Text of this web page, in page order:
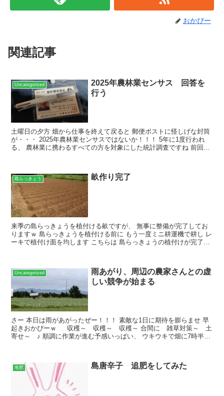
おかぴー
関連記事
Uncategorized
2025年農林業センサス 回答を
行う
土曜日の夕方 畑から仕事を終えて戻ると 郵便ポストに怪しげな封筒
が・・・ 2025年農林業センサスではないか！！！ 5年に1度行われ
る、 農林業に携わるすべての方を対象にした統計調査ですね 前回調
島らっきょう 畝作り完了
来季の島らっきょうを植付ける畝ですが、 無事に整備が完了してお
りますｗ 島らっきょうを植付ける前に もう一度ミニ耕運機で耕し レ
ーキで植付け面を均します こちらは 島らっきょうの植付けが完了し
Uncategorized
雨あがり、周辺の農家さんとの虚
しい競争が始まる
さー 本日は雨があがったぜー！！！ 素敵な1日に期待を膨らませ 早
起きおかぴーｗ 収穫～ 収穫～ 収穫～ 合間に 雑草対策～ 土
寄せ～ ♪ 順調に作業が進む予感いっぱい、 ウキウキで畑に7時半ご
堆肥 島唐辛子 追肥をしてみた